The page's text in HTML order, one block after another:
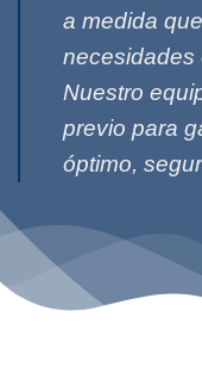
a medida
necesidades
Nuestro
previo para
óptimo,